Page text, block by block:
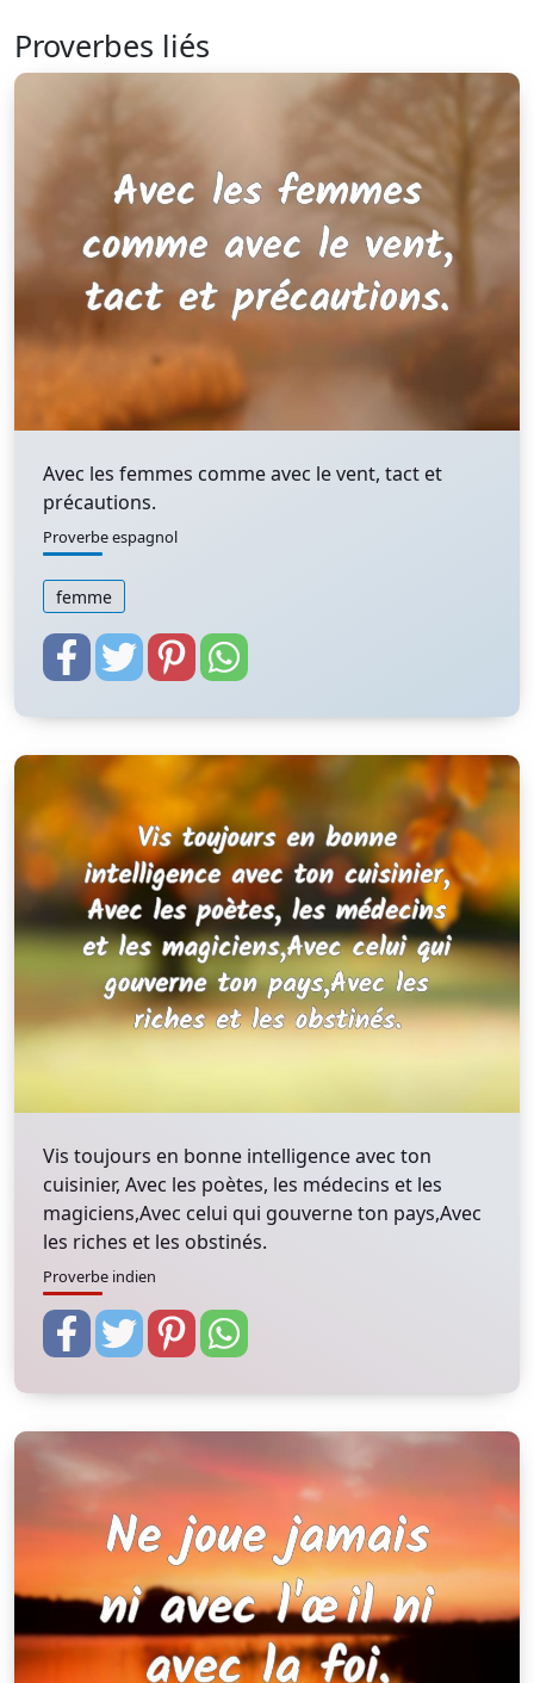
Proverbes liés
Avec les femmes comme avec le vent, tact et
précautions.
Proverbe espagnol
femme
Vis toujours en bonne intelligence avec ton
cuisinier, Avec les poètes, les médecins et les
magiciens,Avec celui qui gouverne ton pays,Avec
les riches et les obstinés.
Proverbe indien